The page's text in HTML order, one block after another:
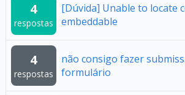
4
respostas
[Dúvida] Unable to locate
embeddable
4
respostas
não consigo fazer
formulário